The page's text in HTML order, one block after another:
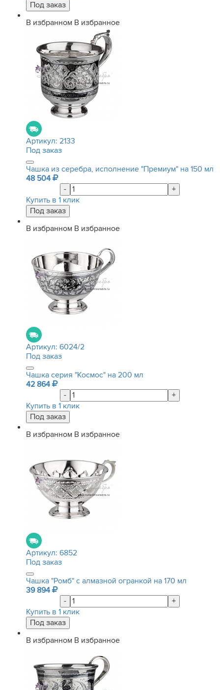
В избранном В избранное
Артикул: 2133
Под заказ
Чашка из серебра, исполнение "Премиум" на 150 мл
48 504
-
+
Купить в 1 клик
В избранном В избранное
Артикул: 6024/2
Под заказ
Чашка серия "Космос" на 200 мл
42 864
-
+
Купить в 1 клик
В избранном В избранное
Артикул: 6852
Под заказ
Чашка "Ромб" с алмазной огранкой на 170 мл
39 894
-
+
Купить в 1 клик
В избранном В избранное